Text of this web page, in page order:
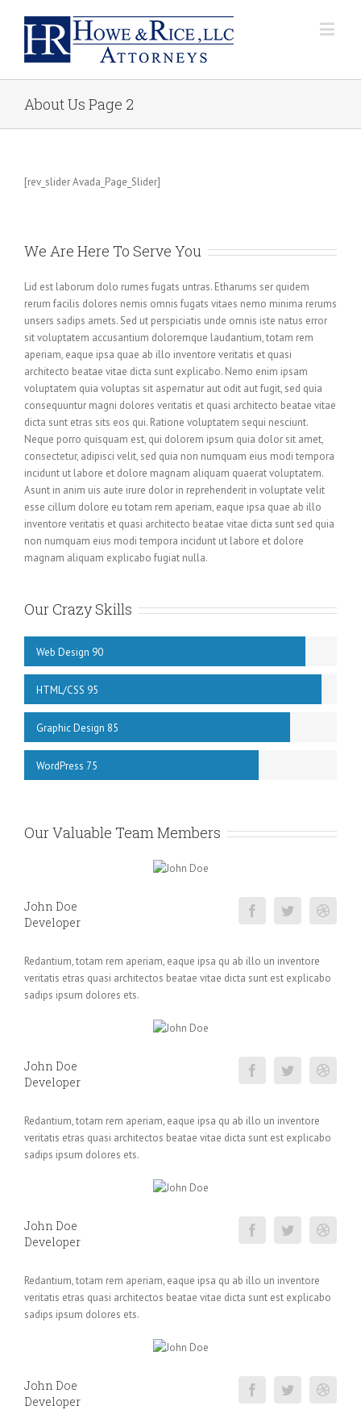
About Us Page 2
[rev_slider Avada_Page_Slider]
We Are Here To Serve You
Lid est laborum dolo rumes fugats untras. Etharums ser quidem
rerum facilis dolores nemis omnis fugats vitaes nemo minima rerums
unsers sadips amets. Sed ut perspiciatis unde omnis iste natus error
sit voluptatem accusantium doloremque laudantium, totam rem
aperiam, eaque ipsa quae ab illo inventore veritatis et quasi
architecto beatae vitae dicta sunt explicabo. Nemo enim ipsam
voluptatem quia voluptas sit aspernatur aut odit aut fugit, sed quia
consequuntur magni dolores veritatis et quasi architecto beatae vitae
dicta sunt etras sits eos qui. Ratione voluptatem sequi nesciunt.
Neque porro quisquam est, qui dolorem ipsum quia dolor sit amet,
consectetur, adipisci velit, sed quia non numquam eius modi tempora
incidunt ut labore et dolore magnam aliquam quaerat voluptatem.
Asunt in anim uis aute irure dolor in reprehenderit in voluptate velit
esse cillum dolore eu totam rem aperiam, eaque ipsa quae ab illo
inventore veritatis et quasi architecto beatae vitae dicta sunt sed quia
non numquam eius modi tempora incidunt ut labore et dolore
magnam aliquam explicabo fugiat nulla.
Our Crazy Skills
Web Design 90
HTML/CSS 95
Graphic Design 85
WordPress 75
Our Valuable Team Members
John Doe
Developer
Redantium, totam rem aperiam, eaque ipsa qu ab illo un inventore
veritatis etras quasi architectos beatae vitae dicta sunt est explicabo
sadips ipsum dolores ets.
John Doe
Developer
Redantium, totam rem aperiam, eaque ipsa qu ab illo un inventore
veritatis etras quasi architectos beatae vitae dicta sunt est explicabo
sadips ipsum dolores ets.
John Doe
Developer
Redantium, totam rem aperiam, eaque ipsa qu ab illo un inventore
veritatis etras quasi architectos beatae vitae dicta sunt est explicabo
sadips ipsum dolores ets.
John Doe
Developer